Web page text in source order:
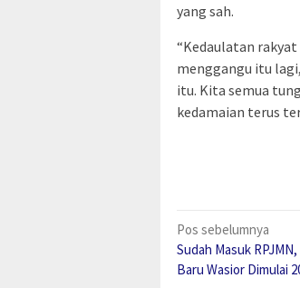
yang sah.
“Kedaulatan
menggangu itu
itu. Kita semua
kedamaian terus
Navigasi
pos
Pos sebelumnya
Sudah Masuk
Baru Wasior Dimulai